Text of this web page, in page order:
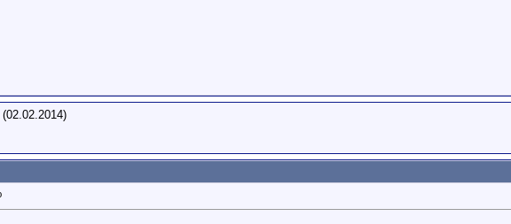
(02.02.2014)